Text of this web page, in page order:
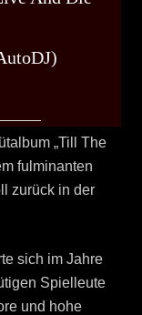
„Till The
fulminanten
zurück in der
sich im Jahre
Spielleute
und hohe